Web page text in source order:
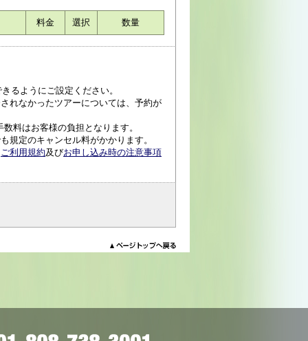
料金 選択 数量
るようにご設定ください。
れなかったツアーについては、予約が
料はお客様の負担となります。
規定のキャンセル料がかかります。
ご利用規約及びお申し込み時の注意事項